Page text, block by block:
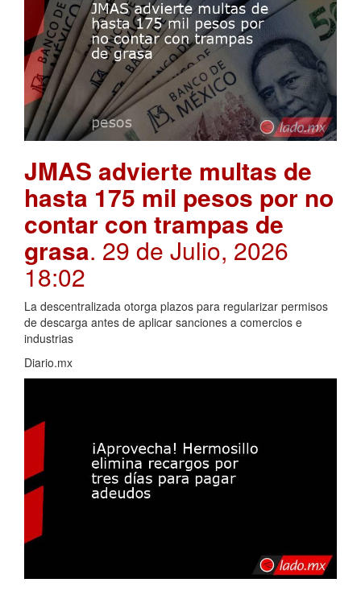
JMAS advierte multas de
hasta 175 mil pesos por no
contar con trampas de
grasa. 29 de Julio, 2026
18:02
La descentralizada otorga plazos para regularizar permisos
de descarga antes de aplicar sanciones a comercios e
industrias
Diario.mx